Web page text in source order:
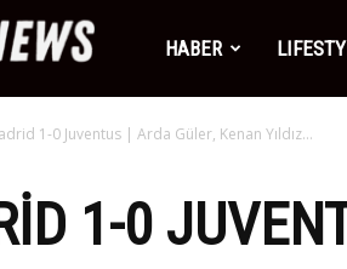
Number1
News
HABER
1-0 Juventus | Arda Güler, Kenan Yıldız…
1-0